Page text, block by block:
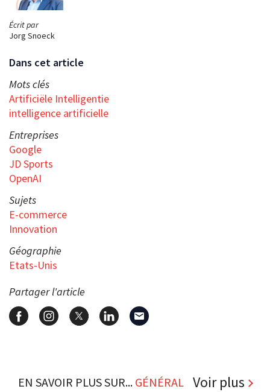
Écrit par
Jorg Snoeck
Dans cet article
Mots clés
Artificiële Intelligentie
intelligence artificielle
Entreprises
Google
JD Sports
OpenAI
Sujets
E-commerce
Innovation
Géographie
Etats-Unis
Partager l'article
EN SAVOIR PLUS SUR... GÉNÉRAL Voir plus